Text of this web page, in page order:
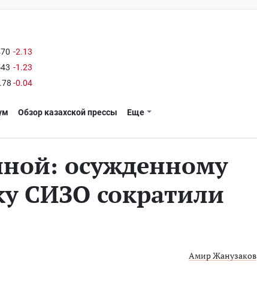
-2.13
-1.23
-0.04
Обзор казахской прессы Еще
осужденному
СИЗО сократили
Амир Жанузаков